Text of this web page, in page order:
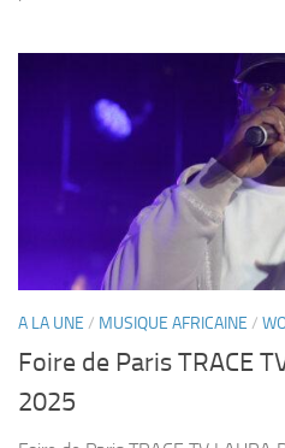
A LA UNE / MUSIQUE AFRICAINE /
Foire de Paris TRACE
2025